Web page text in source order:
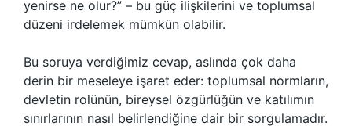
yenirse ne olur?” – bu güç ilişkilerini ve toplumsal
düzeni irdelemek mümkün olabilir.
Bu soruya verdiğimiz cevap, aslında çok daha
derin bir meseleye işaret eder: toplumsal normların,
devletin rolünün, bireysel özgürlüğün ve katılımın
sınırlarının nasıl belirlendiğine dair bir sorgulamadır.